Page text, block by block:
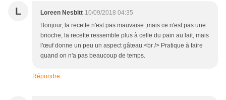
L Loreen Nesbitt 10/09/2018 04:35
Bonjour, la recette n'est pas mauvaise ,mais ce n'est pas une
brioche, la recette ressemble plus à celle du pain au lait, mais
l'œuf donne un peu un aspect gâteau.<br /> Pratique à faire
quand on n'a pas beaucoup de temps.
Répondre